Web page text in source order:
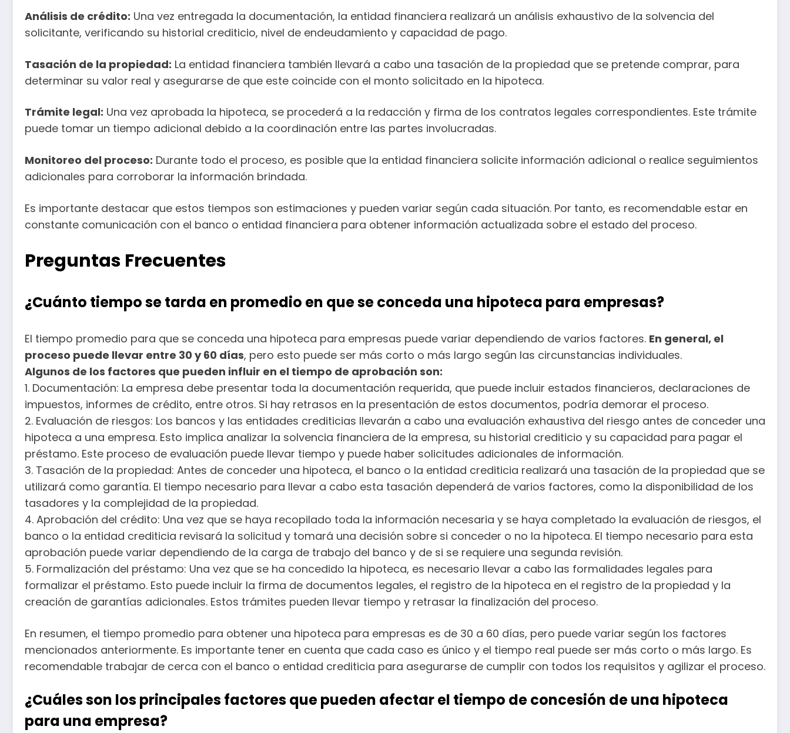
Análisis de crédito: Una vez entregada la documentación, la entidad financiera realizará un análisis exhaustivo de la solvencia del
solicitante, verificando su historial crediticio, nivel de endeudamiento y capacidad de pago.
Tasación de la propiedad: La entidad financiera también llevará a cabo una tasación de la propiedad que se pretende comprar, para
determinar su valor real y asegurarse de que este coincide con el monto solicitado en la hipoteca.
Trámite legal: Una vez aprobada la hipoteca, se procederá a la redacción y firma de los contratos legales correspondientes. Este trámite
puede tomar un tiempo adicional debido a la coordinación entre las partes involucradas.
Monitoreo del proceso: Durante todo el proceso, es posible que la entidad financiera solicite información adicional o realice seguimientos
adicionales para corroborar la información brindada.
Es importante destacar que estos tiempos son estimaciones y pueden variar según cada situación. Por tanto, es recomendable estar en
constante comunicación con el banco o entidad financiera para obtener información actualizada sobre el estado del proceso.
Preguntas Frecuentes
¿Cuánto tiempo se tarda en promedio en que se conceda una hipoteca para empresas?
El tiempo promedio para que se conceda una hipoteca para empresas puede variar dependiendo de varios factores. En general, el
proceso puede llevar entre 30 y 60 días, pero esto puede ser más corto o más largo según las circunstancias individuales.
Algunos de los factores que pueden influir en el tiempo de aprobación son:
1. Documentación: La empresa debe presentar toda la documentación requerida, que puede incluir estados financieros, declaraciones de
impuestos, informes de crédito, entre otros. Si hay retrasos en la presentación de estos documentos, podría demorar el proceso.
2. Evaluación de riesgos: Los bancos y las entidades crediticias llevarán a cabo una evaluación exhaustiva del riesgo antes de conceder una
hipoteca a una empresa. Esto implica analizar la solvencia financiera de la empresa, su historial crediticio y su capacidad para pagar el
préstamo. Este proceso de evaluación puede llevar tiempo y puede haber solicitudes adicionales de información.
3. Tasación de la propiedad: Antes de conceder una hipoteca, el banco o la entidad crediticia realizará una tasación de la propiedad que se
utilizará como garantía. El tiempo necesario para llevar a cabo esta tasación dependerá de varios factores, como la disponibilidad de los
tasadores y la complejidad de la propiedad.
4. Aprobación del crédito: Una vez que se haya recopilado toda la información necesaria y se haya completado la evaluación de riesgos, el
banco o la entidad crediticia revisará la solicitud y tomará una decisión sobre si conceder o no la hipoteca. El tiempo necesario para esta
aprobación puede variar dependiendo de la carga de trabajo del banco y de si se requiere una segunda revisión.
5. Formalización del préstamo: Una vez que se ha concedido la hipoteca, es necesario llevar a cabo las formalidades legales para
formalizar el préstamo. Esto puede incluir la firma de documentos legales, el registro de la hipoteca en el registro de la propiedad y la
creación de garantías adicionales. Estos trámites pueden llevar tiempo y retrasar la finalización del proceso.
En resumen, el tiempo promedio para obtener una hipoteca para empresas es de 30 a 60 días, pero puede variar según los factores
mencionados anteriormente. Es importante tener en cuenta que cada caso es único y el tiempo real puede ser más corto o más largo. Es
recomendable trabajar de cerca con el banco o entidad crediticia para asegurarse de cumplir con todos los requisitos y agilizar el proceso.
¿Cuáles son los principales factores que pueden afectar el tiempo de concesión de una hipoteca
para una empresa?